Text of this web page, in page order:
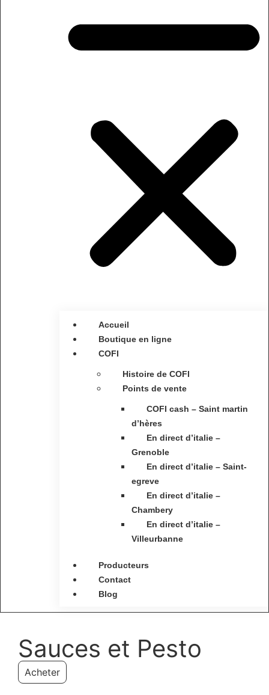
Accueil
Boutique en ligne
COFI
Histoire de COFI
Points de vente
COFI cash – Saint martin
d’hères
En direct d’italie –
Grenoble
En direct d’italie – Saint-
egreve
En direct d’italie –
Chambery
En direct d’italie –
Villeurbanne
Producteurs
Contact
Blog
Sauces et Pesto
Acheter